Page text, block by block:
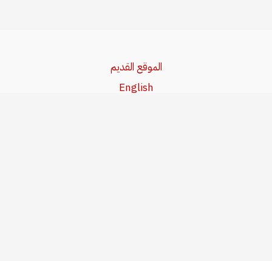
الموقع القديم
English